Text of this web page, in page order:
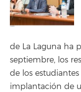
de La Laguna ha
septiembre, los
de los
implantación de